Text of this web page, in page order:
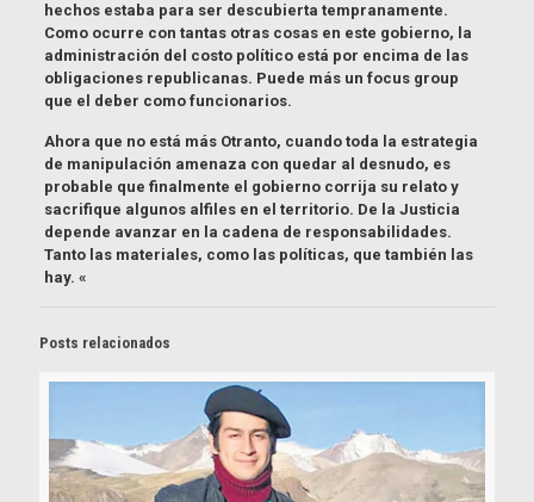
hechos estaba para ser descubierta tempranamente.
Como ocurre con tantas otras cosas en este gobierno, la
administración del costo político está por encima de las
obligaciones republicanas. Puede más un focus group
que el deber como funcionarios.
Ahora que no está más Otranto, cuando toda la estrategia
de manipulación amenaza con quedar al desnudo, es
probable que finalmente el gobierno corrija su relato y
sacrifique algunos alfiles en el territorio. De la Justicia
depende avanzar en la cadena de responsabilidades.
Tanto las materiales, como las políticas, que también las
hay. «
Posts relacionados